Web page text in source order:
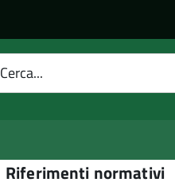
Cerca...
Riferimenti normativi